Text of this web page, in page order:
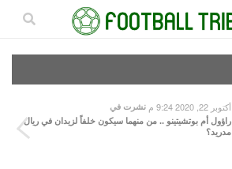
نشرت في أكتوبر 22, 2020 9:24 م
راؤول أم بوتشيتينو .. من منهما سيكون خلفاً لزيدان في ريال
مدريد؟